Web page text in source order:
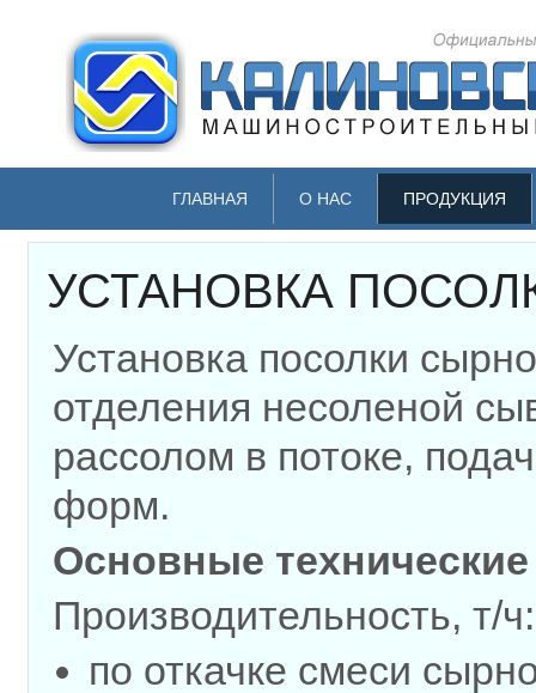
ГЛАВНАЯ О НАС ПРОДУКЦИЯ
УСТАНОВКА
Установка посолки
отделения несоленой
рассолом в потоке,
форм.
Основные
Производительность, т/ч:
по откачке смеси